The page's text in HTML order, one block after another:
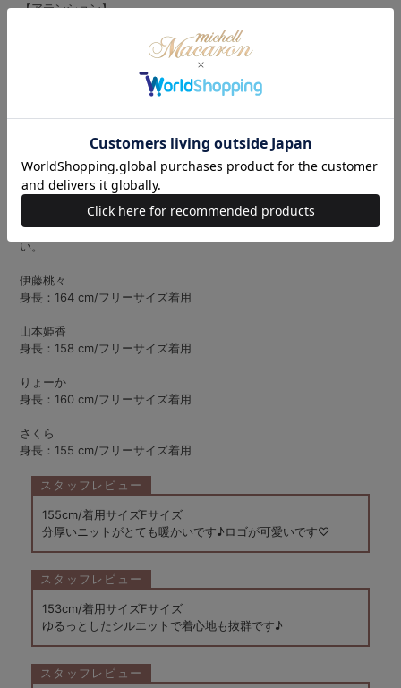
【アテンション】
素材の特性上着用の際、毛玉が出来る可能性がございます。
お手入方法/着用方法など付属のアテンションに
この製品は色が何色も用いれられたデザインです。色移り,色泣きの
原因となりますので下記の点にご注意下さい。
●雨などに打たれた場合、濡れた状態でバッグ等に押し込んだままに
したり、重ね置きなどしないで下さい。
●水洗いの出来る製品でもつけ置きはしないでください。
●付属のアテンションと洗濯表示を必ずご確認の上お取り扱い下さ
い。
伊藤桃々
身長：164 cm/フリーサイズ着用
山本姫香
身長：158 cm/フリーサイズ着用
りょーか
身長：160 cm/フリーサイズ着用
さくら
身長：155 cm/フリーサイズ着用
スタッフレビュー
155cm/着用サイズFサイズ
分厚いニットがとても暖かいです♪ロゴが可愛いです♡
スタッフレビュー
153cm/着用サイズFサイズ
ゆるっとしたシルエットで着心地も抜群です♪
スタッフレビュー